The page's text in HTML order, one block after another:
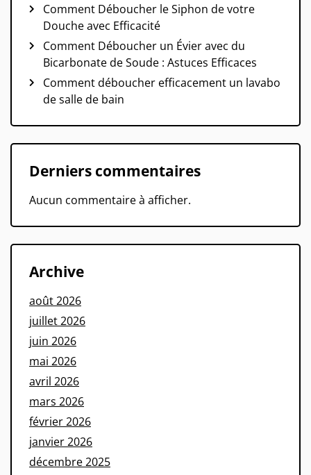
Comment Déboucher le Siphon de votre
Douche avec Efficacité
Comment Déboucher un Évier avec du
Bicarbonate de Soude : Astuces Efficaces
Comment déboucher efficacement un lavabo
de salle de bain
Derniers commentaires
Aucun commentaire à afficher.
Archive
août 2026
juillet 2026
juin 2026
mai 2026
avril 2026
mars 2026
février 2026
janvier 2026
décembre 2025